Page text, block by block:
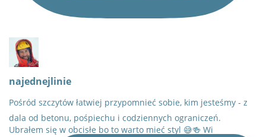
najednejlinie
Pośród szczytów łatwiej przypomnieć sobie, kim jesteśmy - z
dala od betonu, pośpiechu i codziennych ograniczeń.
Ubrałem się w obcisłe bo to warto mieć styl 😅🍻 Wi